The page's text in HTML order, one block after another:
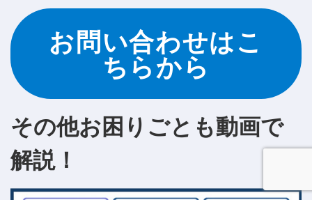
お問い合わせはこ
ちらから
その他お困りごとも動画で
解説！